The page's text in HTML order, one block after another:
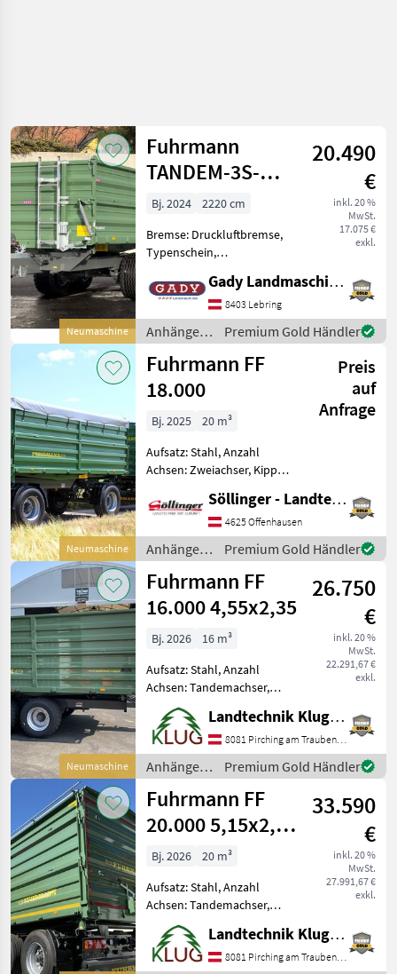
Neumaschine
Fuhrmann
TANDEM-3S-
KIPPER ALPIN
20.490
€
inkl. 20 %
MwSt.
17.075 €
exkl.
Bj. 2024
2220 cm
Bremse: Druckluftbremse,
Typenschein,
Sattelstützwinde mit 2
Geschwindigkeiten -
Stahlplateau 4.550 × 2.220 ×
5 mm - Pendelwand
beidseitig - 2-Le
Gady Landmaschinen GmbH
8403 Lebring
Anhänger /
Fuhrmann
Premium Gold Händler
Neumaschine
Fuhrmann FF
18.000
Preis
auf
Anfrage
Bj. 2025
20 m³
Aufsatz: Stahl, Anzahl
Achsen: Zweiachser, Kipper-
Bremse: Druckluftbremse,
Bordwandverriegelung,
Mittelrunge, Pendel-
Bordwände, Typenschein
Söllinger - Landtechnik GmbH
4625 Offenhausen
Anhänger /
Fuhrmann
Premium Gold Händler
Neumaschine
Fuhrmann FF
16.000 4,55x2,35
26.750
€
inkl. 20 %
MwSt.
22.291,67 €
exkl.
Bj. 2026
16 m³
Aufsatz: Stahl, Anzahl
Achsen: Tandemachser,
Kipper-Bauart: Dreiseiten-
Kipper, Bremse:
Druckluftbremse, Pendel-
Bordwände, Typenschein,
Sattelstützwinde Neuer 16
Tonnen GGW
Landtechnik Klug e. U.
8081 Pirching am Traubenberg
Anhänger /
Fuhrmann
Premium Gold Händler
Fuhrmann FF
20.000 5,15x2,48
Tandemkipper
33.590
€
inkl. 20 %
MwSt.
27.991,67 €
exkl.
Bj. 2026
20 m³
Aufsatz: Stahl, Anzahl
Achsen: Tandemachser,
Kipper-Bauart: Dreiseiten-
Kipper, Bremse:
Druckluftbremse, Pendel-
Landtechnik Klug e. U.
8081 Pirching am Traubenberg